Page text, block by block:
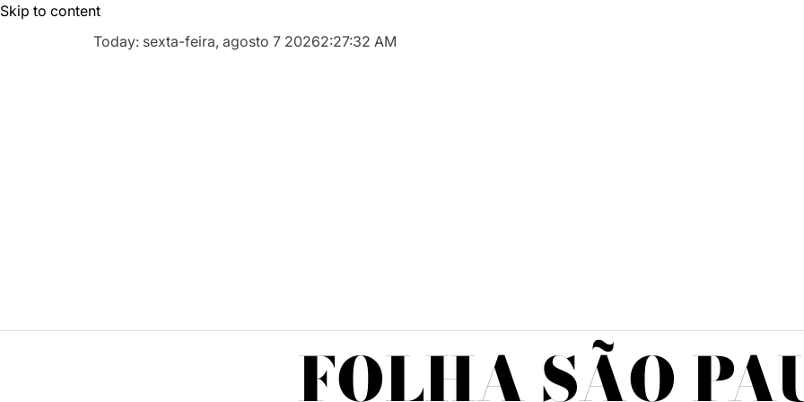
Skip to content
Today: sexta-feira, agosto 7 20262:27:33 AM
FOLHA SÃO